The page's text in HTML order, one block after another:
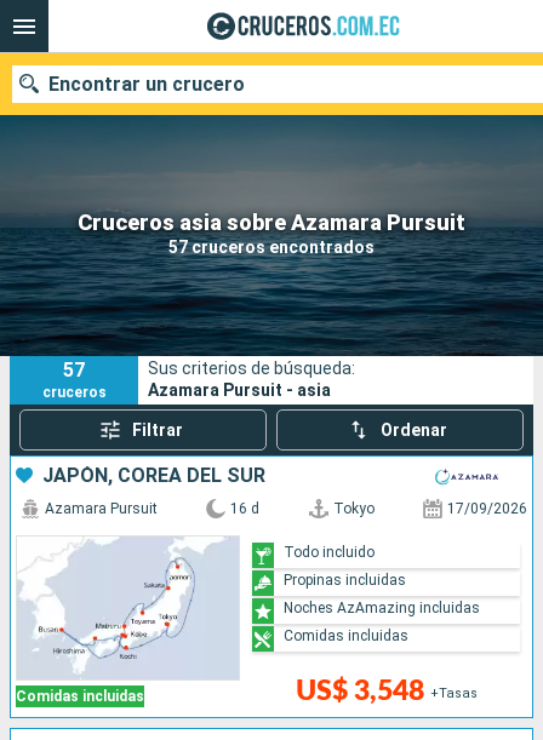
Cruceros asia sobre Azamara Pursuit
57 cruceros encontrados
Encontrar un crucero
Nuestros destinos
Fecha de salida
Puertos Compañías
Buscar
57
cruceros
Sus criterios de búsqueda:
Azamara Pursuit - asia
Filtrar Ordenar
JAPÓN, COREA DEL SUR
Comidas incluidas
Azamara Pursuit 16 d Tokyo 17/09/2026
US$ 3,548 +Tasas
Todo incluido
Propinas incluidas
Noches AzAmazing incluidas
Comidas incluidas